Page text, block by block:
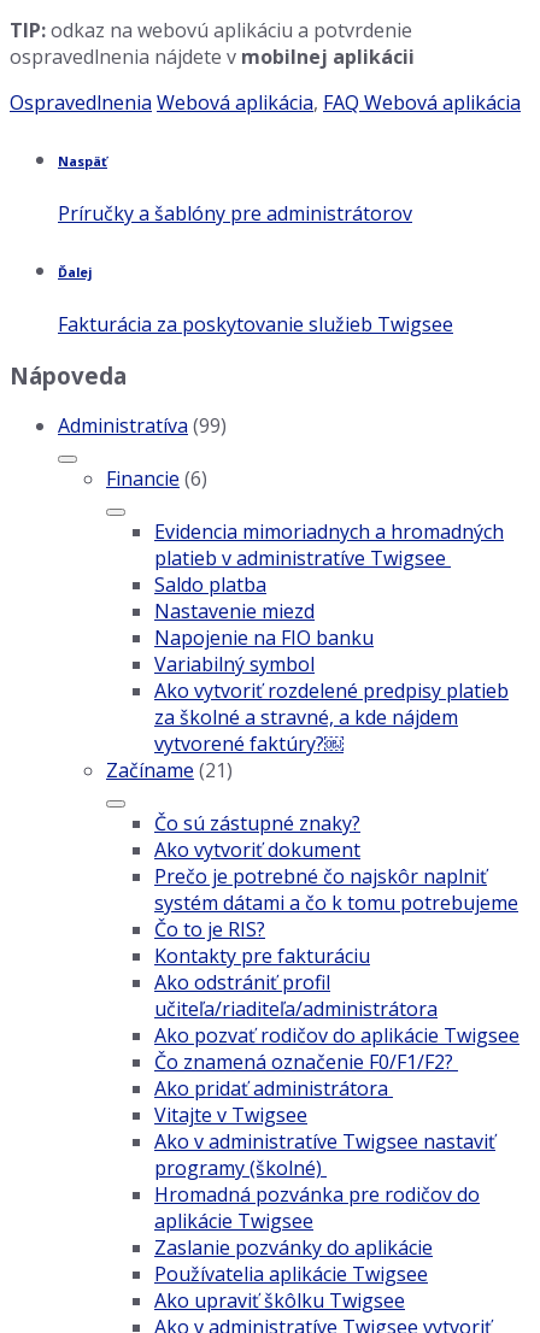
TIP:odkaz na webovú aplikáciu a potvrdenie
ospravedlnenia nájdete v mobilnej aplikácii
Kategória:
Ospravedlnenia Značky:
Webová aplikácia, FAQ Webová aplikácia
Naspäť
Príručky a šablóny pre administrátorov
Ďalej
Fakturácia za poskytovanie služieb Twigsee
Nápoveda
Administratíva (99)
Financie (6)
Evidencia mimoriadnych a hromadných
platieb v administratíve Twigsee
Saldo platba
Nastavenie miezd
Napojenie na FIO banku
Variabilný symbol
Ako vytvoriť rozdelené predpisy platieb
za školné a stravné, a kde nájdem
vytvorené faktúry?￼
Začíname (21)
Čo sú zástupné znaky?
Ako vytvoriť dokument
Prečo je potrebné čo najskôr naplniť
systém dátami a čo k tomu potrebujeme
Čo to je RIS?
Kontakty pre fakturáciu
Ako odstrániť profil
učiteľa/riaditeľa/administrátora
Ako pozvať rodičov do aplikácie Twigsee
Čo znamená označenie F0/F1/F2?
Ako pridať administrátora
Vitajte v Twigsee
Ako v administratíve Twigsee nastaviť
programy (školné)
Hromadná pozvánka pre rodičov do
aplikácie Twigsee
Zaslanie pozvánky do aplikácie
Používatelia aplikácie Twigsee
Ako upraviť škôlku Twigsee
Ako v administratíve Twigsee vytvoriť